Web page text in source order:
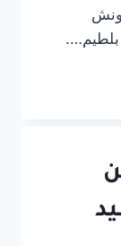
ونش
بلطيم….